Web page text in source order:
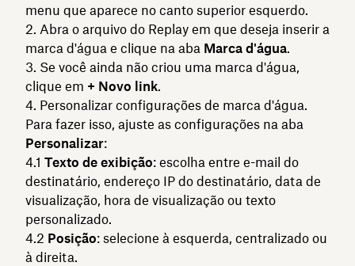
menu que aparece no canto superior esquerdo.
Abra o arquivo do Replay em que deseja inserir a
marca d'água e clique na aba Marca d'água.
Se você ainda não criou uma marca d'água,
clique em + Novo link.
Personalizar configurações de marca d'água.
Para fazer isso, ajuste as configurações na aba
Personalizar:
Texto de exibição: escolha entre e-mail do
destinatário, endereço IP do destinatário, data de
visualização, hora de visualização ou texto
personalizado.
Posição: selecione à esquerda, centralizado ou
à direita.